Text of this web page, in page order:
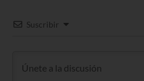
Suscribir